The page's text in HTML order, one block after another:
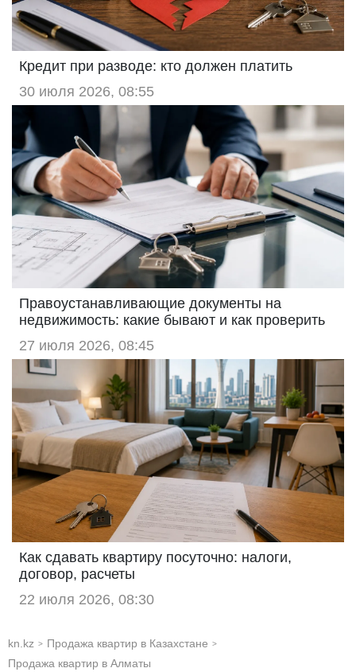
Кредит при разводе: кто должен платить
30 июля 2026, 08:55
Правоустанавливающие документы на
недвижимость: какие бывают и как проверить
27 июля 2026, 08:45
Как сдавать квартиру посуточно: налоги,
договор, расчеты
22 июля 2026, 08:30
kn.kz > Продажа квартир в Казахстане >
Продажа квартир в Алматы